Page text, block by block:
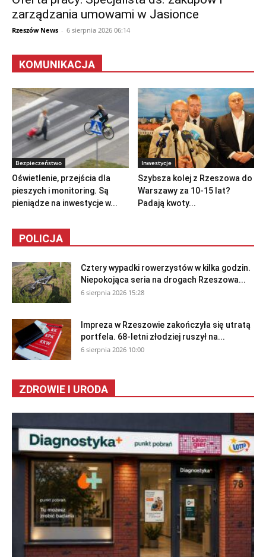
zarządzania umowami w Jasionce
Rzeszów News - 6 sierpnia 2026 06:14
KOMUNIKACJA
Bezpieczeństwo
Oświetlenie, przejścia dla
pieszych i monitoring. Są
pieniądze na inwestycje w...
Inwestycje
Szybsza kolej z Rzeszowa do
Warszawy za 10-15 lat?
Padają kwoty...
POLICJA
Cztery wypadki rowerzystów w kilka godzin.
Niepokojąca seria na drogach Rzeszowa...
6 sierpnia 2026 15:28
Impreza w Rzeszowie zakończyła się utratą
portfela. 68-letni złodziej ruszył na...
6 sierpnia 2026 10:00
ZDROWIE I URODA